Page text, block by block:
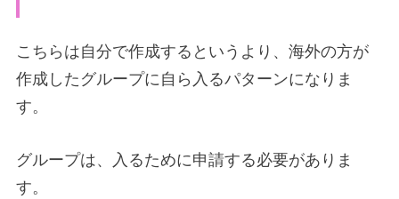
こちらは自分で作成するというより、海外の方が
作成したグループに自ら入るパターンになりま
す。
グループは、入るために申請する必要がありま
す。